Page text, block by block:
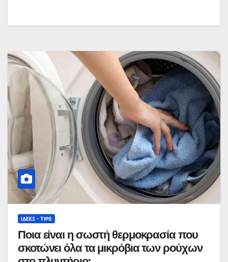
ΙΔΈΕΣ - TIPS
Ποια είναι η σωστή θερμοκρασία που
σκοτώνει όλα τα μικρόβια των ρούχων